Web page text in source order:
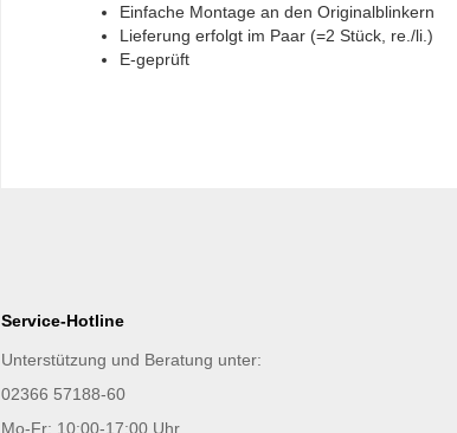
Einfache Montage an den Originalblinkern
Lieferung erfolgt im Paar (=2 Stück, re./li.)
E-geprüft
Service-Hotline
Unterstützung und Beratung unter:
02366 57188-60
Mo-Fr: 10:00-17:00 Uhr